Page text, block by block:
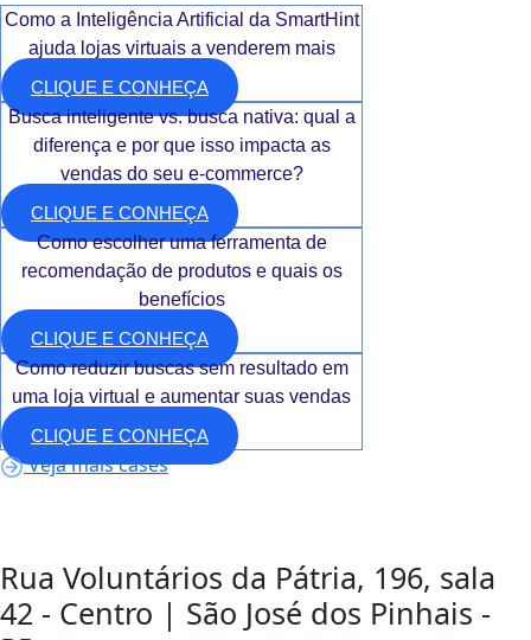
Como a Inteligência Artificial da SmartHint
ajuda lojas virtuais a venderem mais
CLIQUE E CONHEÇA
Busca inteligente vs. busca nativa: qual a
diferença e por que isso impacta as
vendas do seu e-commerce?
CLIQUE E CONHEÇA
Como escolher uma ferramenta de
recomendação de produtos e quais os
benefícios
CLIQUE E CONHEÇA
Como reduzir buscas sem resultado em
uma loja virtual e aumentar suas vendas
CLIQUE E CONHEÇA
Veja mais cases
Rua Voluntários da Pátria, 196, sala
42 - Centro | São José dos Pinhais -